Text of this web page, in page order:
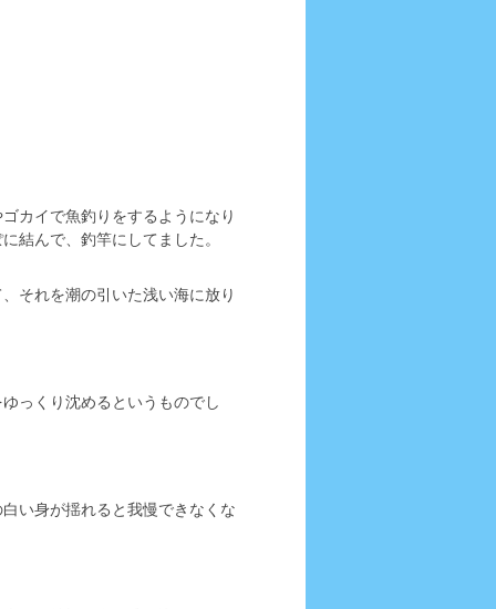
カイで魚釣りをするようになり
結んで、釣竿にしてました。
それを潮の引いた浅い海に放り
っくり沈めるというものでし
い身が揺れると我慢できなくな